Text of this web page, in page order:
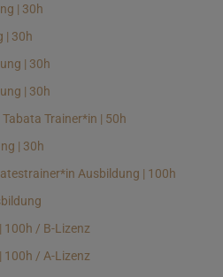
| 30h
| 30h
| 30h
| 30h
Trainer*in | 50h
| 30h
Ausbildung | 100h
100h / B-Lizenz
100h / A-Lizenz